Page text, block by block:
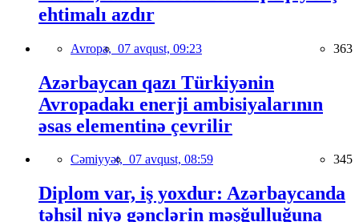
ehtimalı azdır
Avropa, 07 avqust, 09:23 363
Azərbaycan qazı Türkiyənin
Avropadakı enerji ambisiyalarının
əsas elementinə çevrilir
Cəmiyyət, 07 avqust, 08:59 345
Diplom var, iş yoxdur: Azərbaycanda
təhsil niyə gənclərin məşğulluğuna